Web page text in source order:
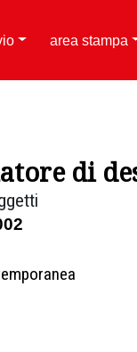
area stampa
di